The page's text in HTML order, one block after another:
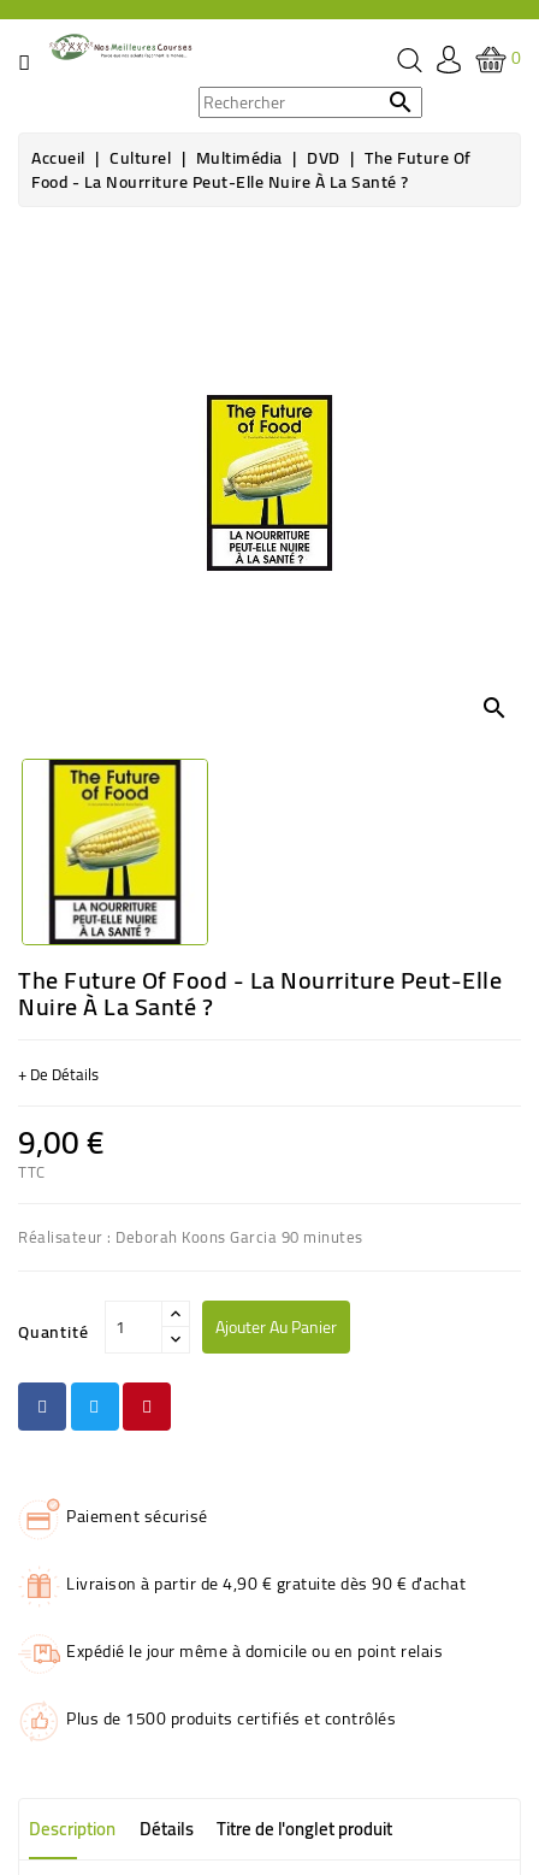
CATÉGORIE
ÉPICERIE
0

Accueil Culturel Multimédia DVD The Future Of
Food - La Nourriture Peut-Elle Nuire À La Santé ?
search
The Future Of Food - La Nourriture Peut-Elle
Nuire À La Santé ?
+ De Détails
9,00 €
TTC
Réalisateur : Deborah Koons Garcia 90 minutes
Quantité Ajouter Au Panier
Paiement sécurisé
Livraison à partir de 4,90 € gratuite dès 90 € d'achat
Expédié le jour même à domicile ou en point relais
Plus de 1500 produits certifiés et contrôlés
Description Détails Titre de l'onglet produit